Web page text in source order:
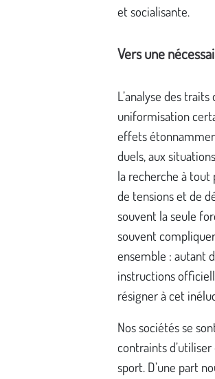
et socialisante.
Vers une
L’analyse des
uniformisation
effets
duels, aux
la recherche à tout
de tensions et de
souvent la seule
souvent
ensemble : autant
instructions
résigner à cet
Nos sociétés se
contraints
sport. D’une part